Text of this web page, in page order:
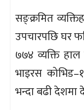
सङ्क्रमित
उपचारपछि घर
७७४ व्यक्ति
भाइरस
भन्दा बढी